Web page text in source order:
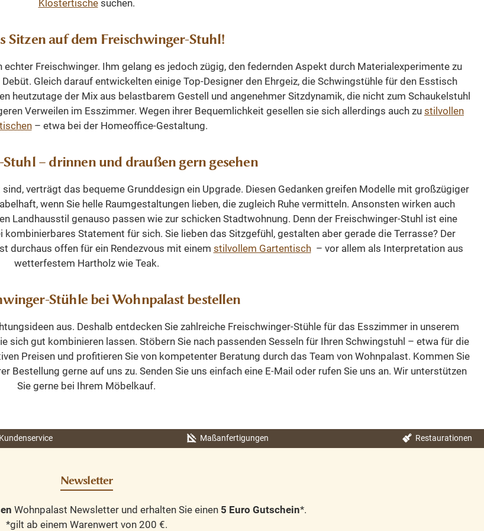
Der
verbindet
mit hohem
robusten
und der
und
ca.:
9,5 kg
1 Paket
und
Charakter.
cooles und
mit
Der Trick
Kombination
verwendeten
Stil Industriell Die Industriestuhl
besteht aus robusten, funktionalen
selbstbewusstem Charakter.
Industrial steht für cooles und
robustes Design, manchmal mit
echtem Vintage-Look. Der Trick
liegt in der richtigen Kombination
Materialien.
Klostertischesuchen.
Sitzen auf dem Freischwinger-Stuhl!
Freischwinger. Ihm gelang es jedoch zügig, den federnden Aspekt durch Materialexperimente zu
Gleich darauf entwickelten einige Top-Designer den Ehrgeiz, die Schwingstühle für den Esstisch
heutzutage der Mix aus belastbarem Gestell und angenehmer Sitzdynamik, die nicht zum Schaukelstuhl
Verweilen im Esszimmer. Wegen ihrer Bequemlichkeit gesellen sie sich allerdings auch zu stilvollen
– etwa bei der Homeoffice-Gestaltung.
– drinnen und draußen gern gesehen
verträgt das bequeme Grunddesign ein Upgrade. Diesen Gedanken greifen Modelle mit großzügiger
wenn Sie helle Raumgestaltungen lieben, die zugleich Ruhe vermitteln. Ansonsten wirken auch
Landhausstil genauso passen wie zur schicken Stadtwohnung. Denn der Freischwinger-Stuhl ist eine
Statement für sich. Sie lieben das Sitzgefühl, gestalten aber gerade die Terrasse? Der
durchaus offen für ein Rendezvous mit einem stilvollem Gartentisch– vor allem als Interpretation aus
wetterfestem Hartholz wie Teak.
Stühle bei Wohnpalast bestellen
aus. Deshalb entdecken Sie zahlreiche Freischwinger-Stühle für das Esszimmer in unserem
sich gut kombinieren lassen. Stöbern Sie nach passenden Sesseln für Ihren Schwingstuhl – etwa für die
Preisen und profitieren Sie von kompetenter Beratung durch das Team von Wohnpalast. Kommen Sie
Bestellung gerne auf uns zu. Senden Sie uns einfach eine E-Mail oder rufen Sie uns an. Wir unterstützen
Sie gerne bei Ihrem Möbelkauf.
Maßanfertigungen Restaurationen
Newsletter
Wohnpalast Newsletter und erhalten Sie einen 5 Euro Gutschein*.
*gilt ab einem Warenwert von 200 €.